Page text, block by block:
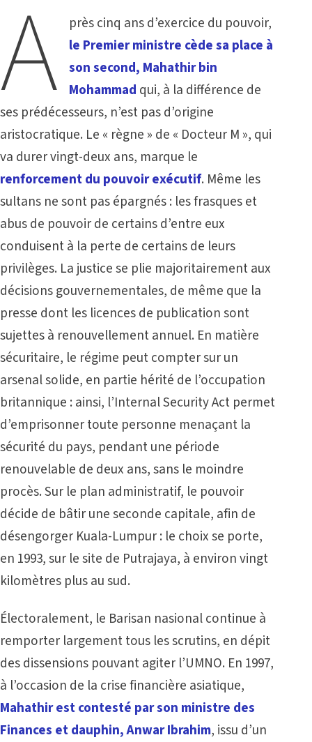
A
près cinq ans d’exercice du pouvoir,
le Premier ministre cède sa place à
son second, Mahathir bin
Mohammad qui, à la différence de
ses prédécesseurs, n’est pas d’origine
aristocratique. Le « règne » de « Docteur M », qui
va durer vingt-deux ans, marque le
renforcement du pouvoir exécutif. Même les
sultans ne sont pas épargnés : les frasques et
abus de pouvoir de certains d’entre eux
conduisent à la perte de certains de leurs
privilèges. La justice se plie majoritairement aux
décisions gouvernementales, de même que la
presse dont les licences de publication sont
sujettes à renouvellement annuel. En matière
sécuritaire, le régime peut compter sur un
arsenal solide, en partie hérité de l’occupation
britannique : ainsi, l’Internal Security Act permet
d’emprisonner toute personne menaçant la
sécurité du pays, pendant une période
renouvelable de deux ans, sans le moindre
procès. Sur le plan administratif, le pouvoir
décide de bâtir une seconde capitale, afin de
désengorger Kuala-Lumpur : le choix se porte,
en 1993, sur le site de Putrajaya, à environ vingt
kilomètres plus au sud.
Électoralement, le Barisan nasional continue à
remporter largement tous les scrutins, en dépit
des dissensions pouvant agiter l’UMNO. En 1997,
à l’occasion de la crise financière asiatique,
Mahathir est contesté par son ministre des
Finances et dauphin, Anwar Ibrahim, issu d’un